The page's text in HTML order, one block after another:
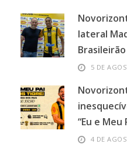
lateral
Brasileirão
5 DE
“Eu e Meu
4 DE